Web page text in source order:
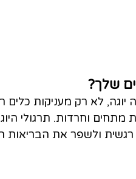
שלך?
לא רק מעניקות כלים
מתחים וחרדות. תרגולי
רגשית ולשפר את הבריאות